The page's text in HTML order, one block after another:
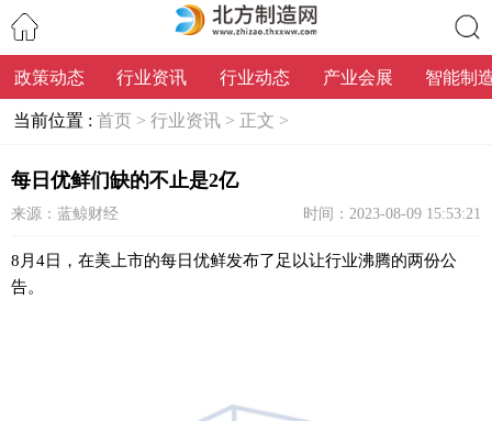
搜索
政策动态 行业资讯 行业动态 产业会展 智能制
当前位置 : 首页 > 行业资讯 > 正文 >
每日优鲜们缺的不止是2亿
来源：蓝鲸财经 时间：2023-08-09 15:53:21
8月4日，在美上市的每日优鲜发布了足以让行业沸腾的两份公
告。